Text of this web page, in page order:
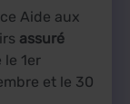
Aide aux
assuré
le 1er
et le 30